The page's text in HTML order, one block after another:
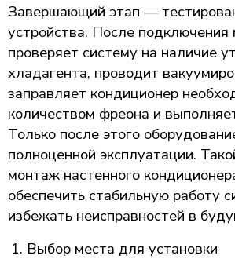
Завершающий этап —
устройства. После подключения
проверяет систему на наличие
хладагента, проводит
заправляет кондиционер
количеством фреона и
Только после этого
полноценной эксплуатации.
монтаж настенного
обеспечить стабильную работу
избежать неисправностей в
Выбор места для установки